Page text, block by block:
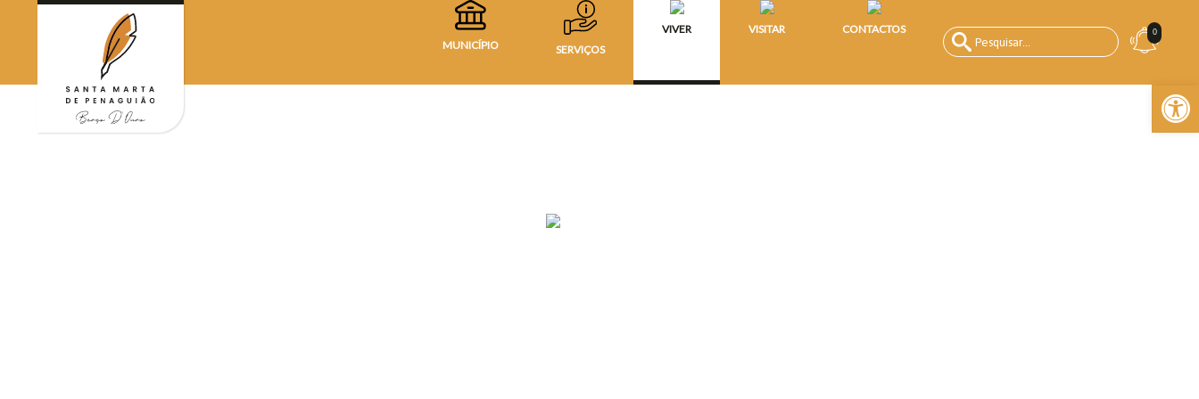
0
MUNICÍPIO SERVIÇOS
VIVER VISITAR CONTACTOS